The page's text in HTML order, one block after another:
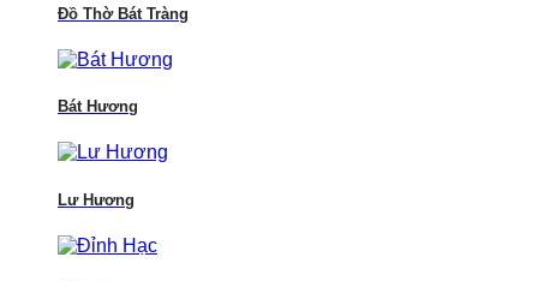
Đồ Thờ Bát Tràng
Bát Hương
Lư Hương